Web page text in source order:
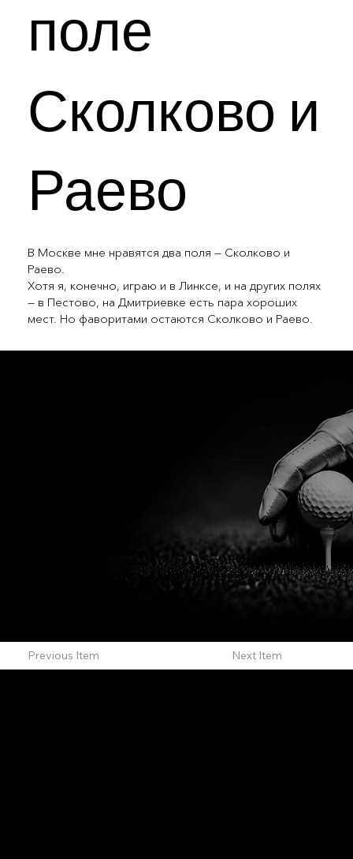
поле
Сколково и
Раево
В Москве мне нравятся два поля — Сколково и
Раево.
Хотя я, конечно, играю и в Линксе, и на других полях
— в Пестово, на Дмитриевке есть пара хороших
мест. Но фаворитами остаются Сколково и Раево.
Previous Item Next Item